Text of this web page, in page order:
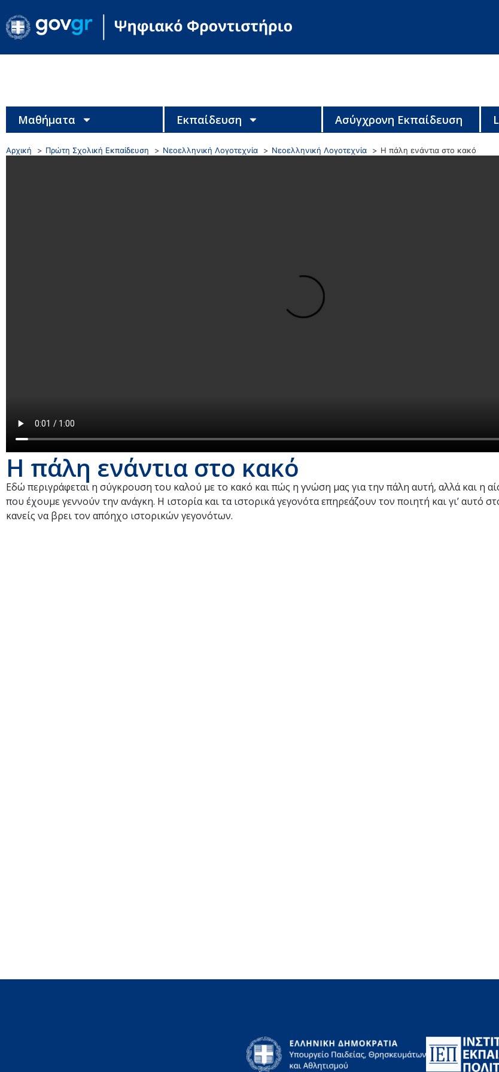
Μαθήματα Εκπαίδευση Ασύγχρονη Εκπαίδευση
Αρχική Πρώτη Σχολική Εκπαίδευση Νεοελληνική Λογοτεχνία Νεοελληνική Λογοτεχνία Η πάλη ενάντια στο κακό
Η πάλη ενάντια στο κακό
Εδώ περιγράφεται η σύγκρουση του καλού με το κακό και πώς η γνώση μας για την πάλη αυτή, αλλά και η
που έχουμε γεννούν την ανάγκη. Η ιστορία και τα ιστορικά γεγονότα επηρεάζουν τον ποιητή και γι’ αυτό
κανείς να βρει τον απόηχο ιστορικών γεγονότων.